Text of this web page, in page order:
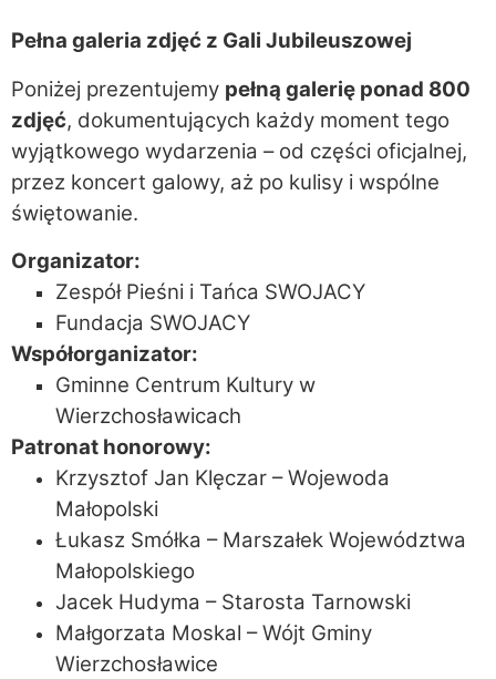
Pełna galeria zdjęć z Gali Jubileuszowej
Poniżej prezentujemy pełną galerię ponad 800
zdjęć, dokumentujących każdy moment tego
wyjątkowego wydarzenia – od części oficjalnej,
przez koncert galowy, aż po kulisy i wspólne
świętowanie.
Organizator:
Zespół Pieśni i Tańca SWOJACY
Fundacja SWOJACY
Współorganizator:
Gminne Centrum Kultury w
Wierzchosławicach
Patronat honorowy:
Krzysztof Jan Klęczar – Wojewoda
Małopolski
Łukasz Smółka – Marszałek Województwa
Małopolskiego
Jacek Hudyma – Starosta Tarnowski
Małgorzata Moskal – Wójt Gminy
Wierzchosławice